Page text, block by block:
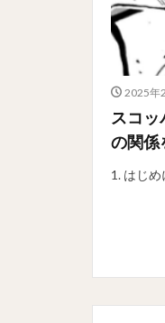
2025年
スコ
の関係
1. はじ